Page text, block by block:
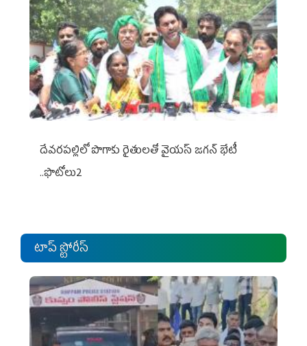
దేవరపల్లిలో పొగాకు రైతులతో వైయస్ జగన్ భేటీ
..ఫొటోలు2
టాప్ స్టోరీస్